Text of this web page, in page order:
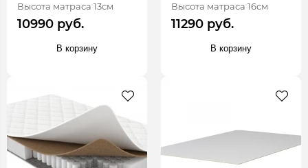
Высота матраса 13см
10990 руб.
В корзину
Высота матраса 16см
11290 руб.
В корзину